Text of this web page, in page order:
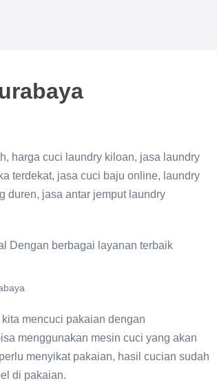
harga cuci laundry kiloan, jasa laundry
terdekat, jasa cuci baju online, laundry
duren, jasa antar jemput laundry
mencuci pakaian dengan
menggunakan mesin cuci yang akan
menyikat pakaian, hasil cucian sudah
di pakaian.